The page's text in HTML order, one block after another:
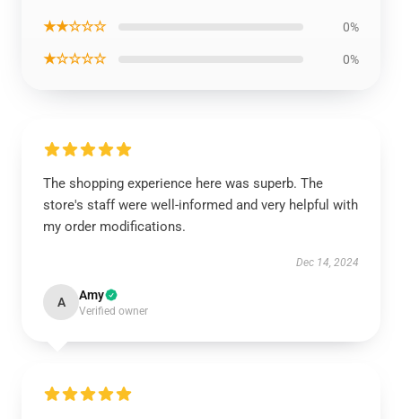
★★☆☆☆ 0%
★☆☆☆☆ 0%
The shopping experience here was superb. The
store's staff were well-informed and very helpful with
my order modifications.
Dec 14, 2024
A Amy
Verified owner